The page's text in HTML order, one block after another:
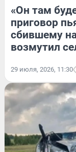
«Он там
приговор
сбившему
возмутил
29 июля, 2026, 11:30